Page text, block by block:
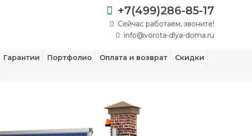
+7(499)286-85-17
Сейчас работаем, звоните!
info@vorota-dlya-doma.ru
Гарантии Портфолио Оплата и возврат
Скидки